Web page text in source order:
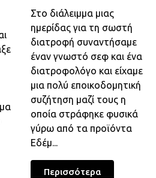
Στο διάλειμμα μιας
ημερίδας για τη σωστή
διατροφή συναντήσαμε
έναν γνωστό σεφ και ένα
διατροφολόγο και είχαμε
μια πολύ εποικοδομητική
συζήτηση μαζί τους η
οποία στράφηκε φυσικά
γύρω από τα προϊόντα
Εδέμ...
Περισσότερα